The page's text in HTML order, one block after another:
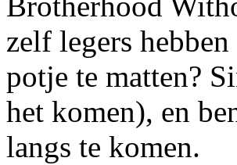
zelf legers
potje te matten?
het komen), en
langs te komen.